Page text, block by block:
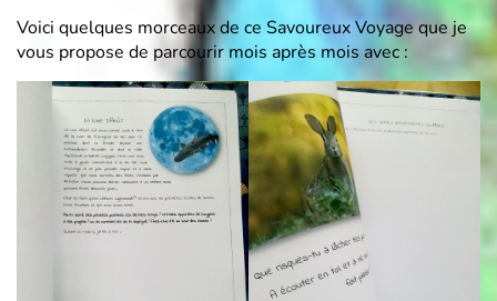
Voici quelques morceaux de ce Savoureux Voyage que je
vous propose de parcourir mois après mois avec :